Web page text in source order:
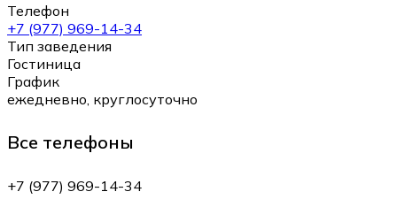
Телефон
+7 (977) 969-14-34
Тип заведения
Гостиница
График
ежедневно, круглосуточно
Все телефоны
+7 (977) 969-14-34